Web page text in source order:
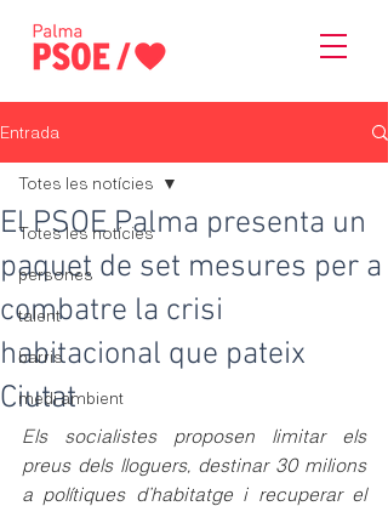
Entrada
Totes les notícies
persones
talent
barris
medi ambient
Totes les notícies
El PSOE Palma presenta un
paquet de set mesures per a
combatre la crisi
habitacional que pateix
Ciutat
Els socialistes proposen limitar els
preus dels lloguers, destinar 30 milions
a polítiques d’habitatge i recuperar el